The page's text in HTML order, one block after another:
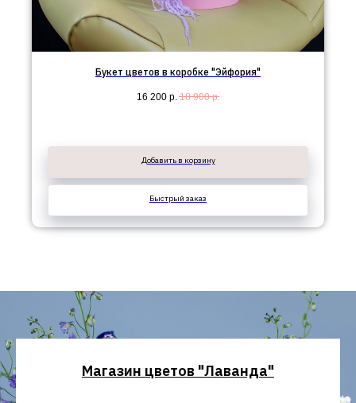
Букет цветов в коробке "Эйфория"
16 200 р. 18 900 р.
Добавить в корзину
Быстрый заказ
Магазин цветов "Лаванда"